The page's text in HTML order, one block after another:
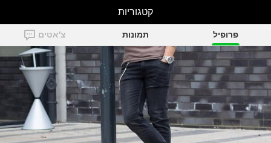
666Starstar666
פרופיל תמונות צ'אטים
קטגוריות